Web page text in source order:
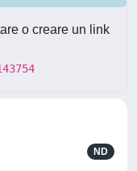
o creare un link
ND